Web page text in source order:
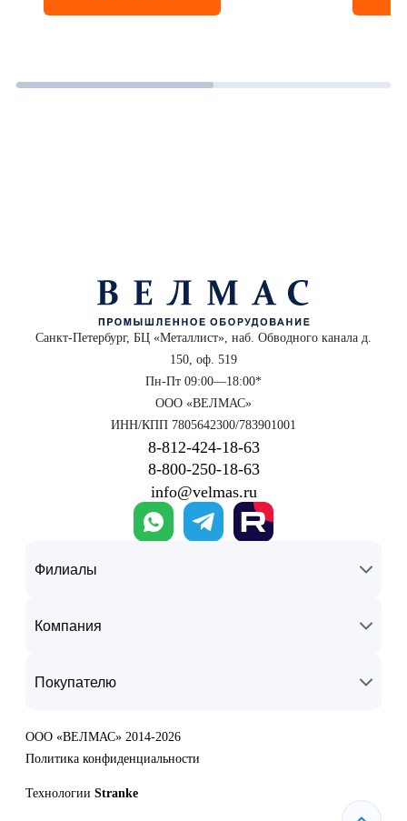
Санкт-Петербург, БЦ «Металлист», наб. Обводного канала д.
150, оф. 519
Пн-Пт 09:00—18:00*
ООО «ВЕЛМАС»
ИНН/КПП 7805642300/783901001
8‑812‑424‑18‑63
8‑800‑250‑18‑63
info@velmas.ru
Филиалы
Компания
Покупателю
ООО «ВЕЛМАС» 2014-2026
Политика конфиденциальности
Технологии Stranke